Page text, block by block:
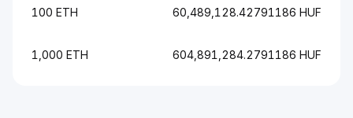
100 ETH 60,489,128.42791186 HUF
1,000 ETH 604,891,284.2791186 HUF